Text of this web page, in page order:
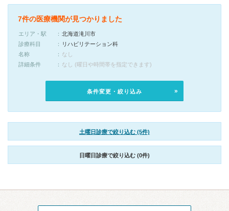
7件の医療機関が見つかりました
エリア・駅
北海道滝川市
診療科目
リハビリテーション科
名称
なし
詳細条件
なし (曜日や時間帯を指定できます)
条件変更・絞り込み
土曜日診療で絞り込む (5件)
日曜日診療で絞り込む (0件)